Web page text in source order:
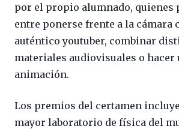
por el propio alumnado, quienes
entre ponerse frente a la cámara
auténtico youtuber, combinar
materiales audiovisuales o hacer
animación.
Los premios del certamen
mayor laboratorio de física del